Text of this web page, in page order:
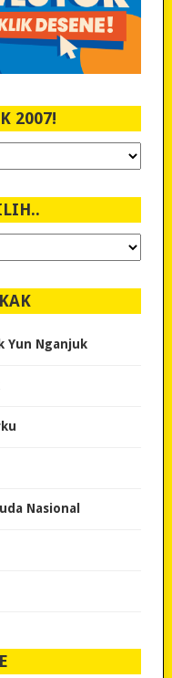
2007!
Yun Nganjuk
Nasional